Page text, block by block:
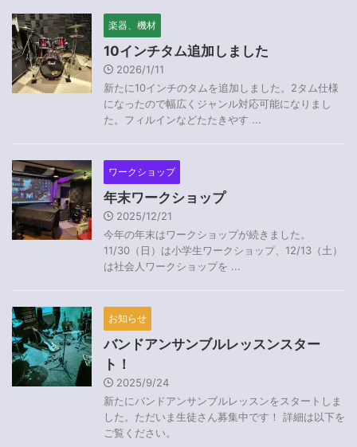
楽器、機材
10インチタム追加しました
2026/1/11
新たに10インチのタムを追加しました。2タム仕様
になったので幅広くジャンル対応可能になりまし
た。フィルインなどたたきやす ...
ワークショップ
年末ワークショップ
2025/12/21
今年の年末はワークショップが続きました。
11/30（日）は小学生ワークショップ、12/13（土）
は社会人ワークショップを ...
お知らせ
バンドアンサンブルレッスンスター
ト！
2025/9/24
新たにバンドアンサンブルレッスンをスタートしま
した。ただいま生徒さん募集中です！ 詳細は以下を
ご覧ください。